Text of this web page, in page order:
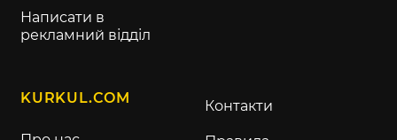
Написати в
рекламний відділ
KURKUL.COM Контакти